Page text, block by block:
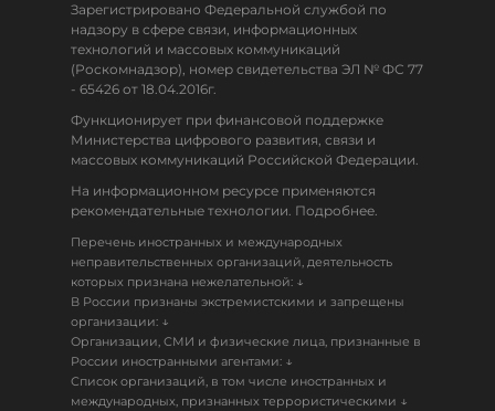
Зарегистрировано Федеральной службой по
надзору в сфере связи, информационных
технологий и массовых коммуникаций
(Роскомнадзор), номер свидетельства ЭЛ № ФС 77
- 65426 от 18.04.2016г.
Функционирует при финансовой поддержке
Министерства цифрового развития, связи и
массовых коммуникаций Российской Федерации.
На информационном ресурсе применяются
рекомендательные технологии. Подробнее.
Перечень иностранных и международных
неправительственных организаций, деятельность
которых признана нежелательной: ↓
В России признаны экстремистскими и запрещены
организации: ↓
Организации, СМИ и физические лица, признанные в
России иностранными агентами: ↓
Список организаций, в том числе иностранных и
международных, признанных террористическими ↓